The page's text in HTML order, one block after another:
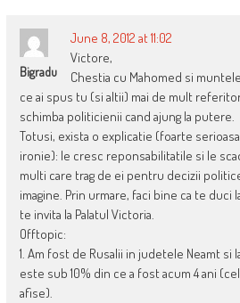
Bigradu
June 8, 2012 at 11:02
Victore,
Chestia cu Mahomed si
ce ai spus tu (si altii) mai de mult
schimba politicienii cand ajung la putere.
Totusi, exista o explicatie (foarte
ironie): le cresc reponsabilitatile si le
multi care trag de ei pentru decizii
imagine. Prin urmare, faci bine ca te duci
te invita la Palatul Victoria.
Offtopic:
1. Am fost de Rusalii in judetele Neamt si
este sub 10% din ce a fost acum 4 ani
afise).